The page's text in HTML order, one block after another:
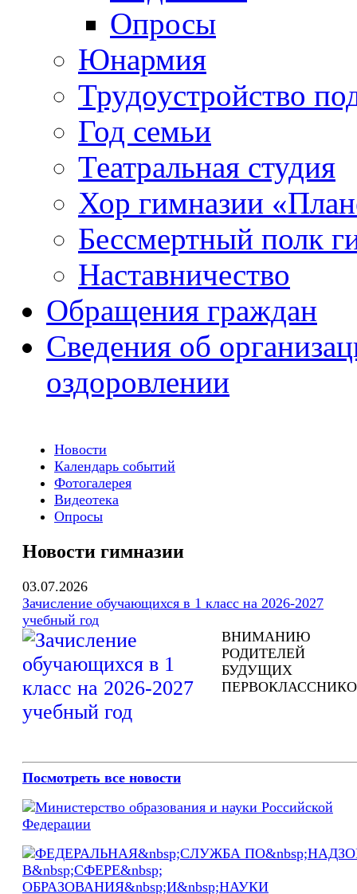
Опросы
Юнармия
Трудоустройство
Год семьи
Театральная студия
Хор гимназии
Бессмертный полк
Наставничество
Обращения граждан
Сведения об
оздоровлении
Новости
Календарь событий
Фотогалерея
Видеотека
Опросы
Новости гимназии
03.07.2026
Зачисление обучающихся в 1 класс на 2026-2027
учебный год
ВНИМАНИЮ
РОДИТЕЛЕЙ
БУДУЩИХ
Посмотреть все новости